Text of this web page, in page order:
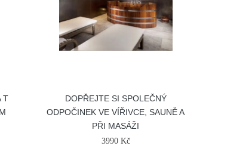
T
DOPŘEJTE SI SPOLEČNÝ
ODPOČINEK VE VÍŘIVCE, SAUNĚ A
PŘI MASÁŽI
3990 Kč